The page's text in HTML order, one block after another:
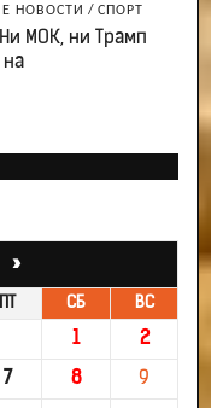
НОВОСТИ / СПОРТ
МОК, ни Трамп
»
ПТ СБ ВС
1 2
7 8 9